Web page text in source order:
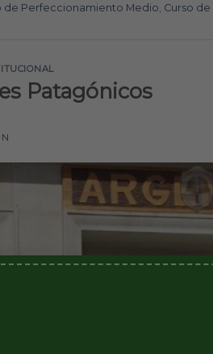
de Perfeccionamiento Medio Curso de
Patagónicos